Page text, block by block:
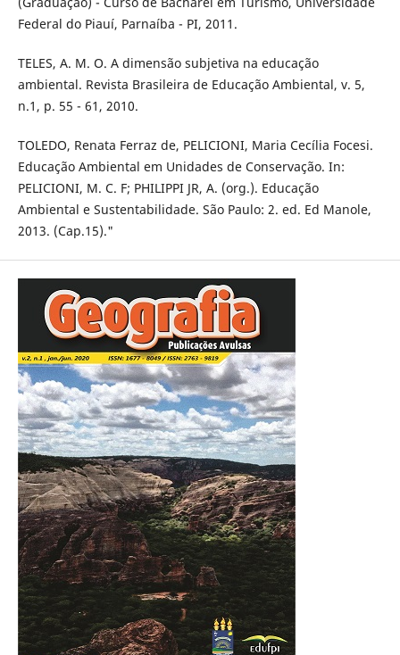
Federal do Piauí, Parnaíba - PI, 2011.
TELES, A. M. O. A dimensão subjetiva na educação
ambiental. Revista Brasileira de Educação Ambiental, v. 5,
n.1, p. 55 - 61, 2010.
TOLEDO, Renata Ferraz de, PELICIONI, Maria Cecília Focesi.
Educação Ambiental em Unidades de Conservação. In:
PELICIONI, M. C. F; PHILIPPI JR, A. (org.). Educação
Ambiental e Sustentabilidade. São Paulo: 2. ed. Ed Manole,
2013. (Cap.15)."